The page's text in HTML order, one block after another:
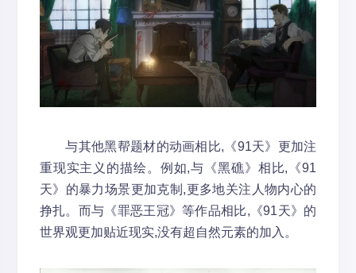
与其他黑帮题材的动画相比,《91天》更加注
重现实主义的描绘。例如,与《黑礁》相比,《91
天》的暴力场景更加克制,更多地关注人物内心的
挣扎。而与《罪恶王冠》等作品相比,《91天》的
世界观更加贴近现实,没有超自然元素的加入。